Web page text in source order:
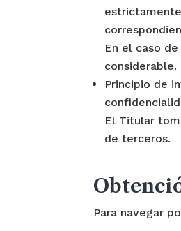
En el caso
considerable.
Principio de
El Titular
de terceros.
Para navegar